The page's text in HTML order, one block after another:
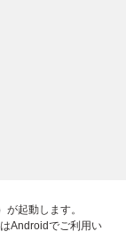
起動します。
Androidでご利用い